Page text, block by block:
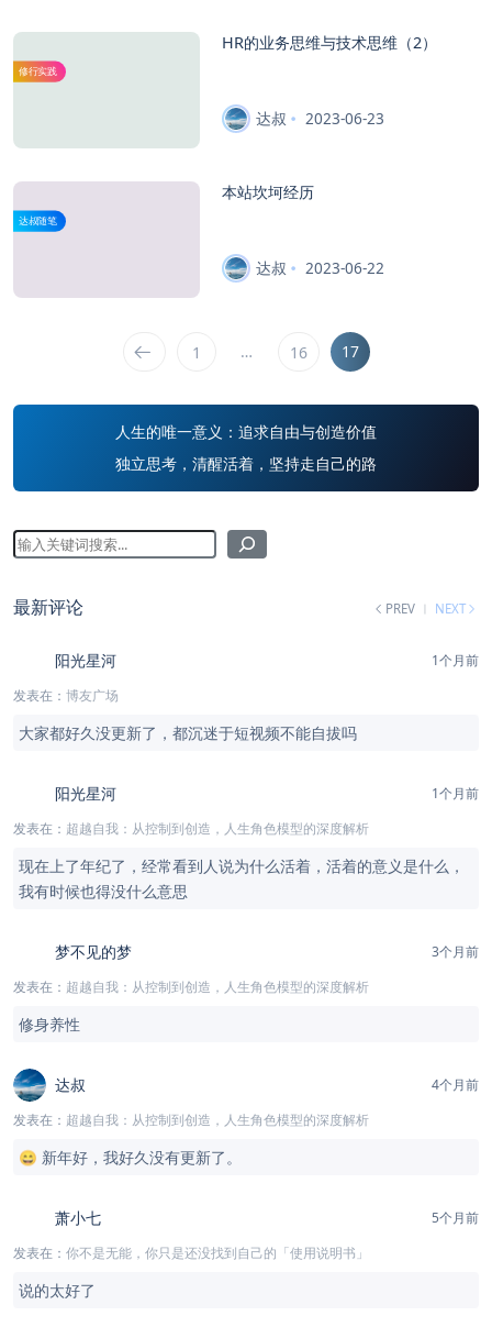
修行实践
HR的业务思维与技术思维（2）
达叔 2023-06-23
达叔随笔
本站坎坷经历
达叔 2023-06-22
1 … 16 17
人生的唯一意义：追求自由与创造价值
独立思考，清醒活着，坚持走自己的路
最新评论 PREV NEXT
阳光星河
1个月前
发表在： 博友广场
大家都好久没更新了，都沉迷于短视频不能自拔吗
阳光星河
1个月前
发表在： 超越自我：从控制到创造，人生角色模型的深度解析
现在上了年纪了，经常看到人说为什么活着，活着的意义是什么，
我有时候也得没什么意思
梦不见的梦
3个月前
发表在： 超越自我：从控制到创造，人生角色模型的深度解析
修身养性
达叔
4个月前
发表在： 超越自我：从控制到创造，人生角色模型的深度解析
😄 新年好，我好久没有更新了。
萧小七
5个月前
发表在： 你不是无能，你只是还没找到自己的「使用说明书」
说的太好了